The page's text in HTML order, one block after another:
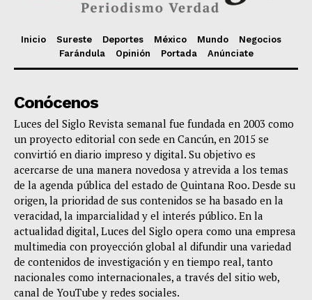
Inicio Sureste Deportes México Mundo
Negocios
Farándula
Opinión Portada Anúnciate
Conócenos
Luces del Siglo Revista semanal fue fundada en 2003 como
un proyecto editorial con sede en Cancún, en 2015 se
convirtió en diario impreso y digital. Su objetivo es
acercarse de una manera novedosa y atrevida a los temas
de la agenda pública del estado de Quintana Roo. Desde su
origen, la prioridad de sus contenidos se ha basado en la
veracidad, la imparcialidad y el interés público. En la
actualidad digital, Luces del Siglo opera como una empresa
multimedia con proyección global al difundir una variedad
de contenidos de investigación y en tiempo real, tanto
nacionales como internacionales, a través del sitio web,
canal de YouTube y redes sociales.